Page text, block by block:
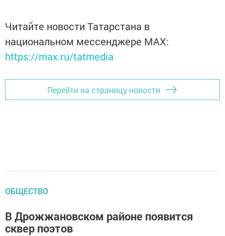
Читайте новости Татарстана в
национальном мессенджере MАХ:
https://max.ru/tatmedia
Перейти на страницу новости
ОБЩЕСТВО
В Дрожжановском районе появится
сквер поэтов